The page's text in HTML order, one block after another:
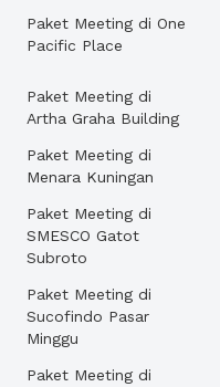
Paket Meeting di One
Pacific Place
Paket Meeting di
Artha Graha Building
Paket Meeting di
Menara Kuningan
Paket Meeting di
SMESCO Gatot
Subroto
Paket Meeting di
Sucofindo Pasar
Minggu
Paket Meeting di